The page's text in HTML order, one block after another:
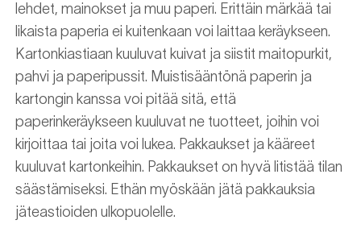
lehdet, mainokset ja muu paperi. Erittäin märkää tai
likaista paperia ei kuitenkaan voi laittaa keräykseen.
Kartonkiastiaan kuuluvat kuivat ja siistit maitopurkit,
pahvi ja paperipussit. Muistisääntönä paperin ja
kartongin kanssa voi pitää sitä, että
paperinkeräykseen kuuluvat ne tuotteet, joihin voi
kirjoittaa tai joita voi lukea. Pakkaukset ja kääreet
kuuluvat kartonkeihin. Pakkaukset on hyvä litistää tilan
säästämiseksi. Ethän myöskään jätä pakkauksia
jäteastioiden ulkopuolelle.